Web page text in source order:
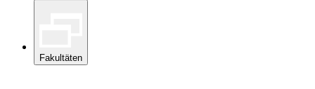
Fakultäten